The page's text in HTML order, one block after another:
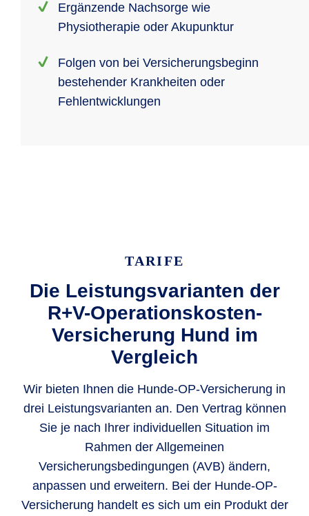
Ergänzende Nachsorge wie
Physiotherapie oder Akupunktur
Folgen von bei Versicherungsbeginn
bestehender Krankheiten oder
Fehlentwicklungen
TARIFE
Die Leistungsvarianten der
R+V-Operationskosten-
Versicherung Hund im
Vergleich
Wir bieten Ihnen die Hunde-OP-Versicherung in
drei Leistungsvarianten an. Den Vertrag können
Sie je nach Ihrer individuellen Situation im
Rahmen der Allgemeinen
Versicherungsbedingungen (AVB) ändern,
anpassen und erweitern. Bei der Hunde-OP-
Versicherung handelt es sich um ein Produkt der